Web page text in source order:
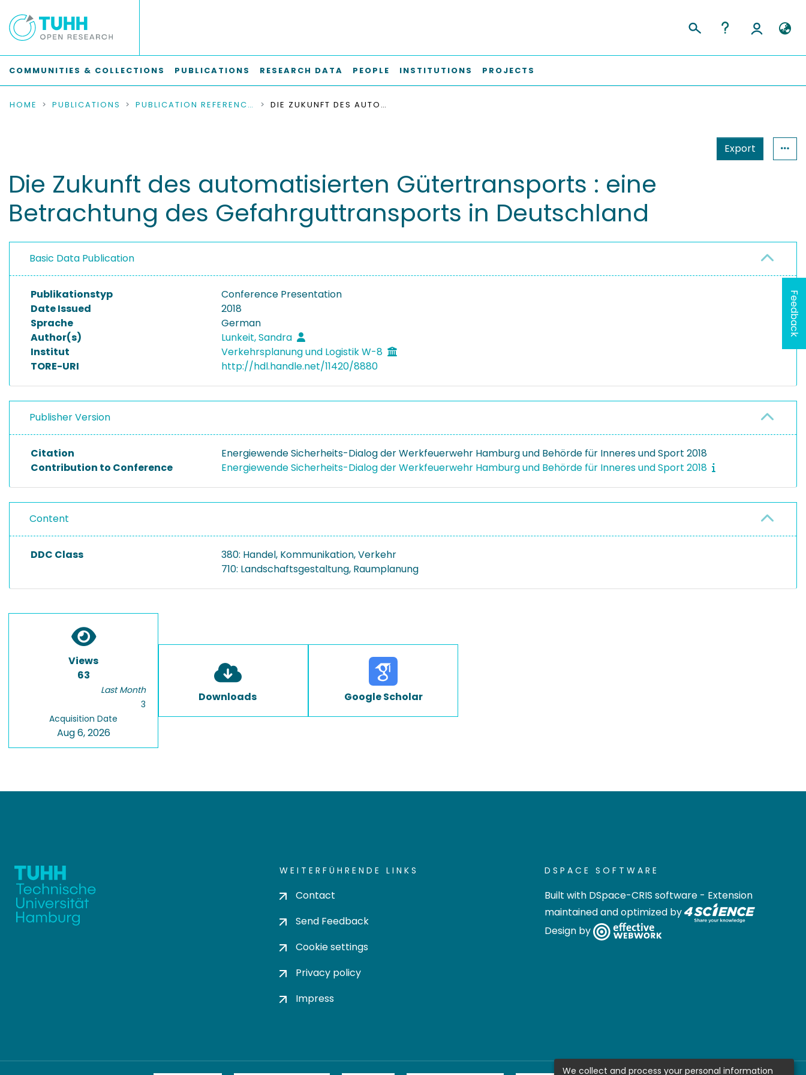
COMMUNITIES & COLLECTIONS PUBLICATIONS RESEARCH DATA PEOPLE INSTITUTIONS PROJECTS
HOME PUBLICATIONS PUBLICATION REFERENCES DIE ZUKUNFT DES AUTOMATISIERTEN GÜTERTRANSPORTS : EINE BETRACHTUNG DES GEFAHRGUTTRANSPORTS IN DEUTSCHLAND
Export
Die Zukunft des automatisierten Gütertransports : eine
Betrachtung des Gefahrguttransports in Deutschland
Basic Data Publication
Publikationstyp
Conference Presentation
Date Issued
2018
Sprache
German
Author(s)
Lunkeit, Sandra
Institut
Verkehrsplanung und Logistik W-8
TORE-URI
http://hdl.handle.net/11420/8880
Publisher Version
Citation
Energiewende Sicherheits-Dialog der Werkfeuerwehr Hamburg und Behörde für Inneres und Sport 2018
Contribution to Conference
Energiewende Sicherheits-Dialog der Werkfeuerwehr Hamburg und Behörde für Inneres und Sport 2018
Content
DDC Class
380: Handel, Kommunikation, Verkehr
710: Landschaftsgestaltung, Raumplanung
Views
63
Last Month
3
Acquisition Date
Aug 6, 2026
Downloads Google Scholar
WEITERFÜHRENDE LINKS
Contact
Send Feedback
Cookie settings
Privacy policy
Impress
DSPACE SOFTWARE
Built with DSpace-CRIS software - Extension
maintained and optimized by
Design by
Feedback
We collect and process your personal information